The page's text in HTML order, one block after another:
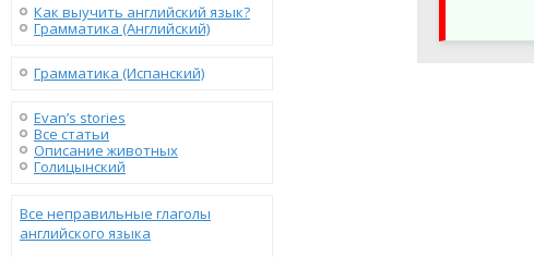
Как выучить английский язык?
Грамматика (Английский)
Грамматика (Испанский)
Evan’s stories
Все статьи
Описание животных
Голицынский
Все неправильные глаголы
английского языка